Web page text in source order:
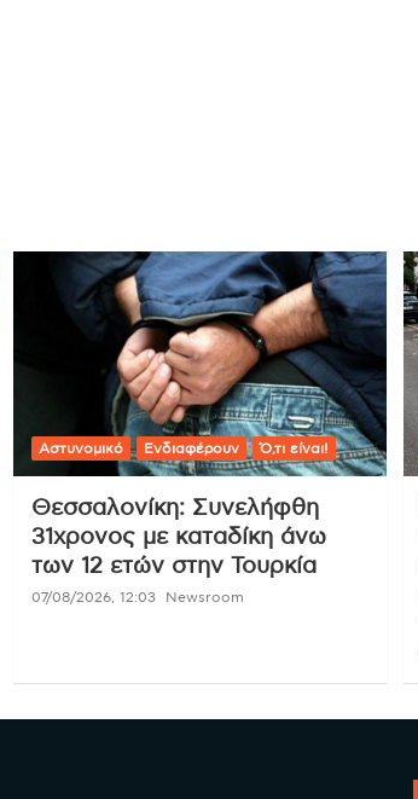
Αστυνομικό Ενδιαφέρουν Ό,τι είναι!
Θεσσαλονίκη: Συνελήφθη
31χρονος με καταδίκη άνω
των 12 ετών στην Τουρκία
07/08/2026, 12:03 Newsroom